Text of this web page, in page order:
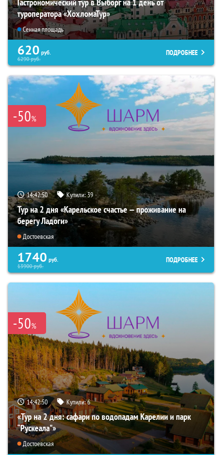
туроператора «ХохломаТур»
Сенная площадь
620 руб.
6290руб.
ПОДРОБНЕЕ
-50%
14:42:49 Купили:39
Тур на 2 дня «Карельское счастье — проживание на
берегу Ладоги»
Достоевская
1740 руб.
13900руб.
ПОДРОБНЕЕ
-50%
14:42:49 Купили:6
«Тур на 2 дня: сафари по водопадам Карелии и парк
“Рускеала"»
Достоевская